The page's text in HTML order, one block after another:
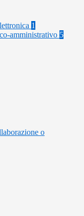
1
amministrativo 5
o